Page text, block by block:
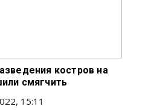
костров на
смягчить
15:11